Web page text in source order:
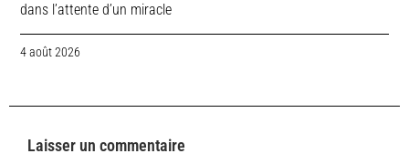
dans l’attente d’un miracle
4 août 2026
Laisser un commentaire